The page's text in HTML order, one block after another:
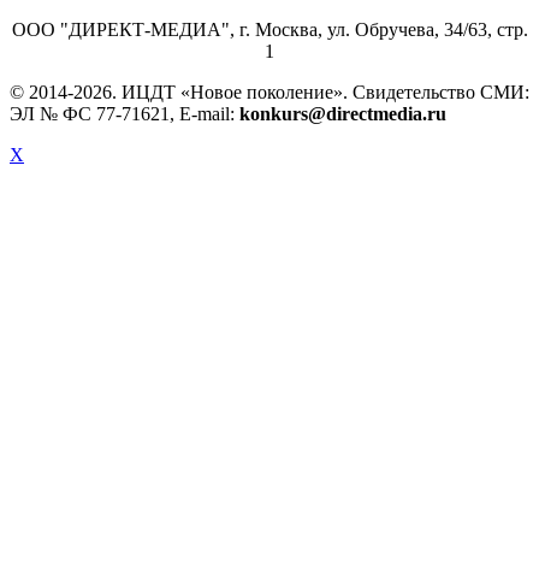
ООО "ДИРЕКТ-МЕДИА", г. Москва, ул. Обручева, 34/63, стр.
1
© 2014-2026. ИЦДТ «Новое поколение». Свидетельство СМИ:
ЭЛ № ФС 77-71621, E-mail: konkurs@directmedia.ru
X